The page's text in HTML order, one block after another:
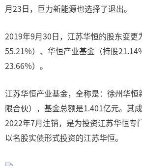
月23日，巨力新能源也选择了退出。
2019年9月30日，江苏华恒的股东变更
55.21%）、华恒产业基金（持股
23.66%）。
江苏华恒产业基金，全称是：徐州华
限合伙），基金总额是1.401亿元。其
2022年7月注销，是为投资江苏华恒专
以名股实债形式投资的江苏华恒。